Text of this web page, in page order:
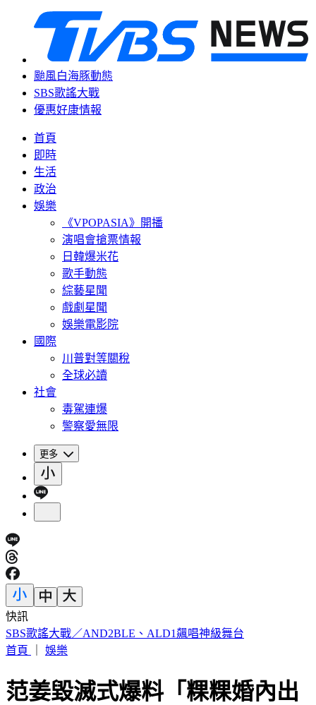
颱風白海豚動態
SBS歌謠大戰
優惠好康情報
首頁
即時
生活
政治
娛樂
《VPOPASIA》開播
演唱會搶票情報
日韓爆米花
歌手動態
綜藝星聞
戲劇星聞
娛樂電影院
國際
川普對等關稅
全球必讀
社會
毒駕連爆
警察愛無限
更多
快訊
SBS歌謠大戰／AND2BLE、ALD1飆唱神級舞台
首頁
娛樂
范姜毀滅式爆料「粿粿婚內出